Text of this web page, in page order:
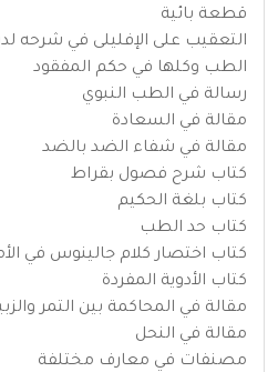
قطعة بائية
التعقيب على الإفليلى في شرحه
الطب وكلها في حكم المفقود
رسالة في الطب النبوي
مقالة في السعادة
مقالة في شفاء الضد بالضد
كتاب شرح فصول بقراط
كتاب بلغة الحكيم
كتاب حد الطب
كتاب اختصار كلام جالينوس في
كتاب الأدوية المفردة
مقالة في المحاكمة بين التمر
مقالة في النحل
مصنفات في معارف مختلفة